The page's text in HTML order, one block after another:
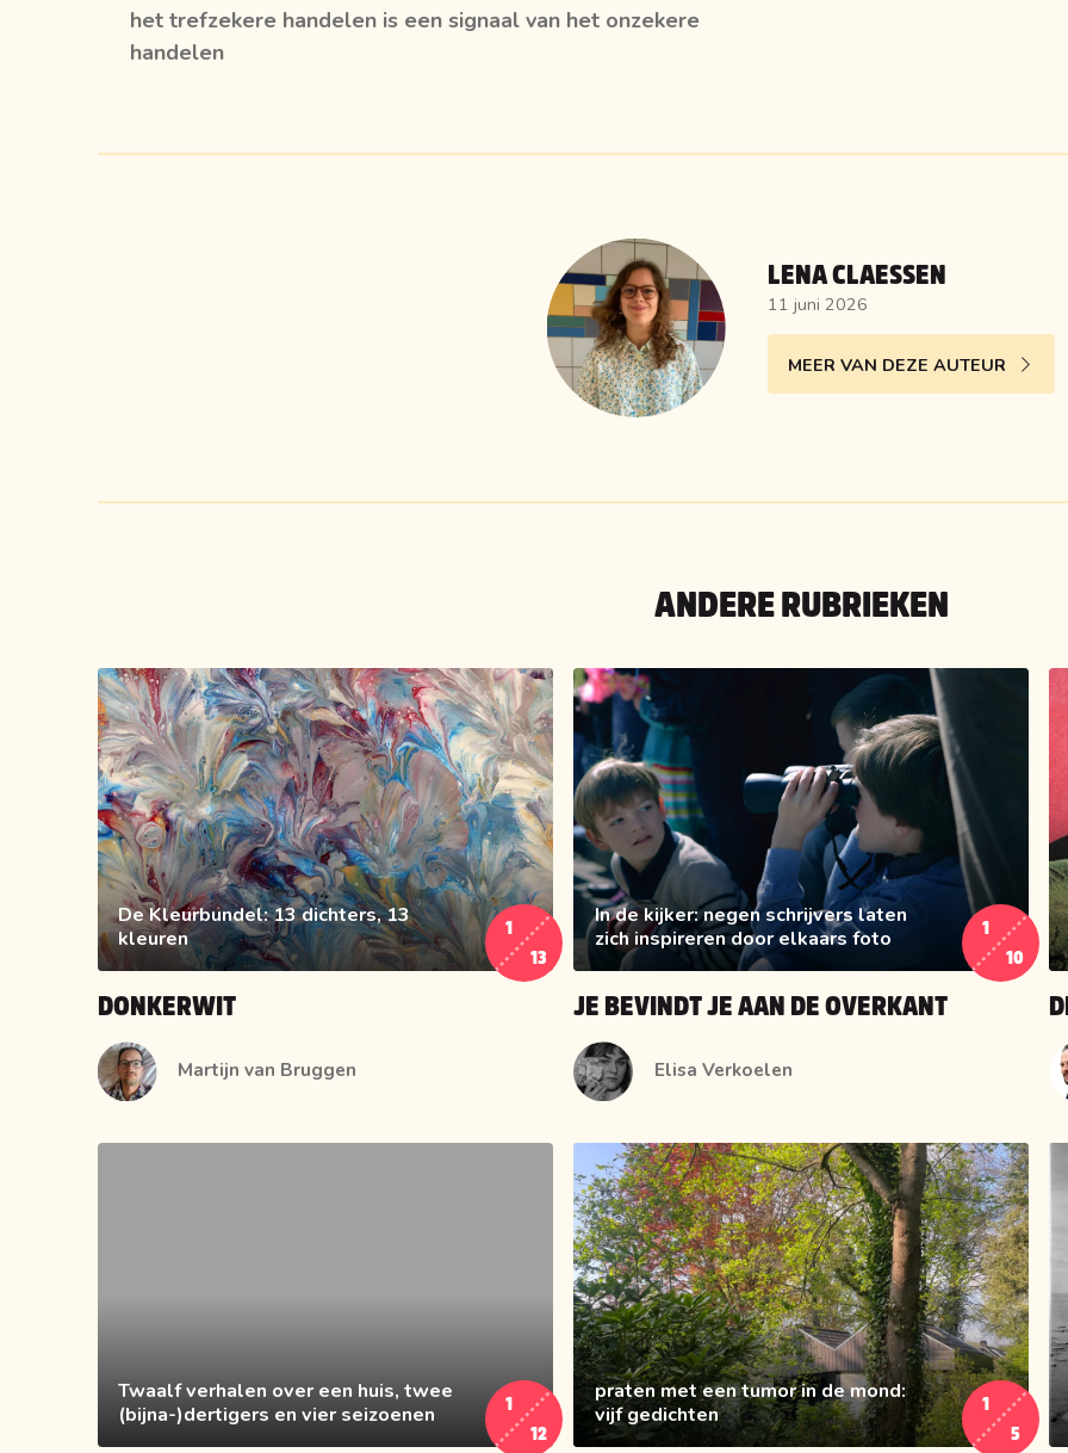
het trefzekere handelen is een signaal van het onzekere
handelen
LENA CLAESSEN
11 juni 2026
MEER VAN DEZE AUTEUR
ANDERE RUBRIEKEN
De Kleurbundel: 13 dichters, 13
kleuren
1
13
DONKERWIT
Martijn van Bruggen
In de kijker: negen schrijvers laten
zich inspireren door elkaars foto
1
10
JE BEVINDT JE AAN DE OVERKANT
Elisa Verkoelen
Twaalf verhalen over een huis, twee
(bijna-)dertigers en vier seizoenen
1
12
praten met een tumor in de mond:
vijf gedichten
1
5